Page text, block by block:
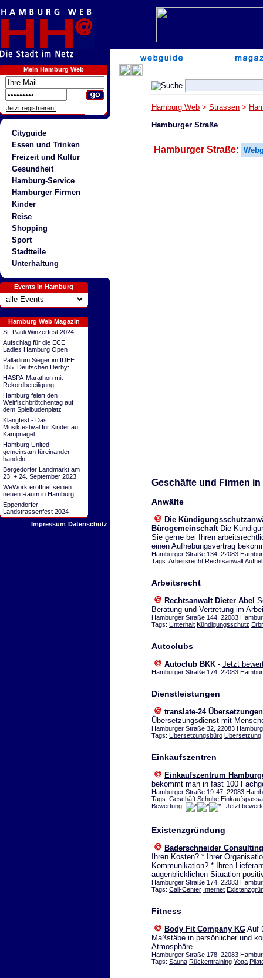
Mein Hamburg Web
Jetzt registrieren!
Cityguide
Essen und Trinken
Freizeit und Kultur
Gesundheit
Hamburg-Service
Hamburger Firmen
Kinder
Reise
Shopping
Sport
Stadtteile
Unterhaltung
Events in Hamburg
Hamburg Web Magazin
St. Pauli Winzerfest 2024
Aufschlag für die ECE
Ladies Hamburg Open
Palladium Sieger im IDEE
155. Deutschen Derby:
HASPA-Marathon mit
Rekordbeteiligung
Hamburg feiert den
Weltfischbrötchentag auf
dem Spielbudenplatz
Klangfest - Das
Musikfestival für Kinder auf
Kampnagel
Hamburg United –
gemeinsam füreinander
handeln!
Bergedorfer Landmarkt am
23. + 24. September 2023
WeWork eröffnet seinen
neuen Raum in Hamburg
Eppendorfer
Landstrassenfest 2024
Impressum Datenschutz
Hamburg Web > Strassen >
Hamburger Straße
Hamburger Straße:
Geschäfte und Firmen
Anwälte
Die
BürogemeinschaftDie
Sie gerne bei Ihren
einen Aufhebungsvertrag
Hamburger Straße 134, 22083
Tags: Arbeitsrecht Rechtsanwalt
Arbeitsrecht
Rechtsanwalt Dieter Abel
Beratung und Vertretung im
Hamburger Straße 144, 22083
Tags: Unterhalt Kündigungsschutz
Autoclubs
Autoclub BKK - Jetzt
Hamburger Straße 174, 22083
Dienstleistungen
translate-24 Übersetzungen
Übersetzungsdienst mit
Hamburger Straße 32, 22083
Tags: Übersetzungsbüro Übersetzung
Einkaufszentren
Einkaufszentrum
bekommt man in fast 100
Hamburger Straße 19-47, 22083
Tags: Geschäft Schuhe
Bewertung:
Jetzt
Existenzgründung
Baderschneider
Ihren Kosten? * Ihrer
Kommunikation? * Ihren
augenblicklichen Situation
Hamburger Straße 174, 22083
Tags: Call-Center Internet
Fitness
Body Fit Company KG Auf
Maßstäbe in persönlicher und
Atmosphäre.
Hamburger Straße 178, 22083
Tags: Sauna Rückentraining Yoga